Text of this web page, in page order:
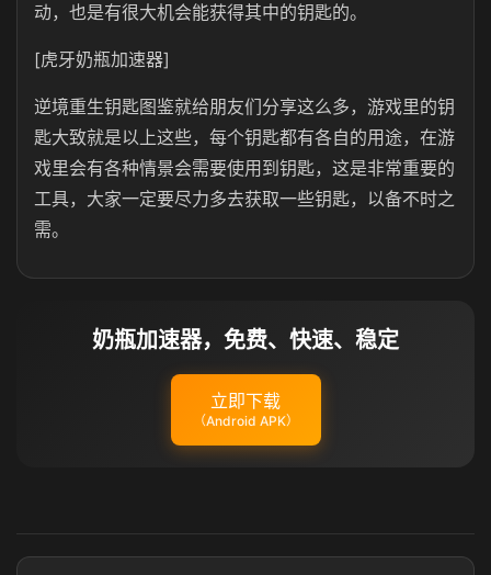
动，也是有很大机会能获得其中的钥匙的。
[虎牙奶瓶加速器]
逆境重生钥匙图鉴就给朋友们分享这么多，游戏里的钥
匙大致就是以上这些，每个钥匙都有各自的用途，在游
戏里会有各种情景会需要使用到钥匙，这是非常重要的
工具，大家一定要尽力多去获取一些钥匙，以备不时之
需。
奶瓶加速器，免费、快速、稳定
立即下载
（Android APK）